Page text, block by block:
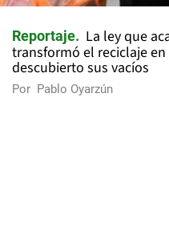
Reportaje
La ley que
transformó el reciclaje
descubierto sus vacíos
Por Pablo Oyarzún